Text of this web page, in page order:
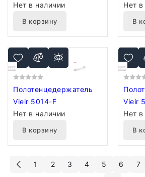
Нет в наличии
В корзину
Нет в
В
Полотенцедержатель
Vieir 5014-F
Нет в наличии
В корзину
Vieir
Нет в
В
1 2 3 4 5 6 7